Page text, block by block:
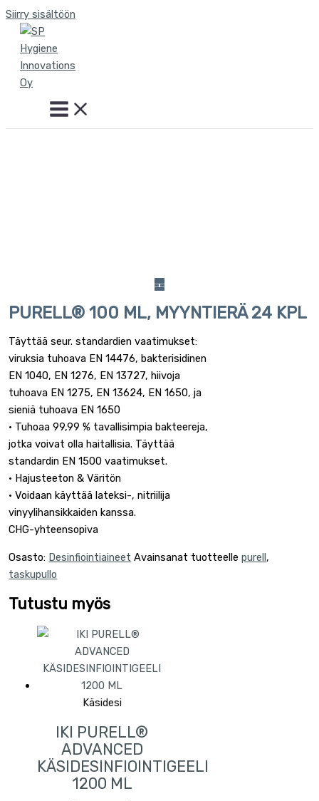
Siirry sisältöön
PURELL® 100 ML, MYYNTIERÄ 24 KPL
Täyttää seur. standardien vaatimukset:
viruksia tuhoava EN 14476, bakterisidinen
EN 1040, EN 1276, EN 13727, hiivoja
tuhoava EN 1275, EN 13624, EN 1650, ja
sieniä tuhoava EN 1650
• Tuhoaa 99,99 % tavallisimpia bakteereja,
jotka voivat olla haitallisia. Täyttää
standardin EN 1500 vaatimukset.
• Hajusteeton & Väritön
• Voidaan käyttää lateksi-, nitriilija
vinyylihansikkaiden kanssa.
CHG-yhteensopiva
Osasto: Desinfiointiaineet Avainsanat tuotteellepurell,
taskupullo
Tutustu myös
Käsidesi
IKI PURELL®
ADVANCED
KÄSIDESINFIOINTIGEELI
1200 ML